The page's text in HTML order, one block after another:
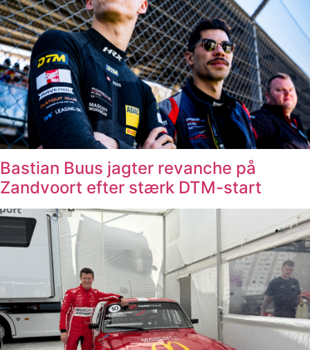
Bastian Buus jagter revanche på
Zandvoort efter stærk DTM-start